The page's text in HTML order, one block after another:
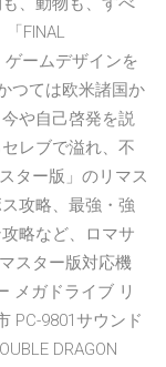
FINAL
ゲームデザインを
つては欧米諸国か
や自己啓発を説
レブで溢れ、不
ター版」のリマス
攻略、最強・強
略など、ロマサ
スター版対応機
メガドライブ リ
PC-9801サウンド
DRAGON